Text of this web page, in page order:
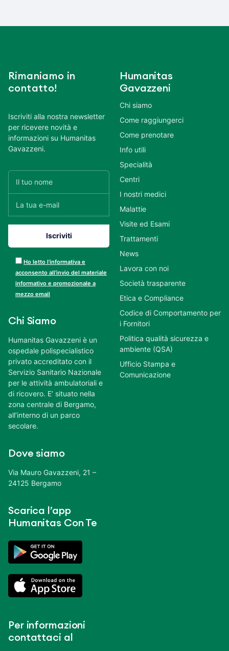
Rimaniamo in
contatto!
Iscriviti alla nostra newsletter
per ricevere novità e
informazioni su Humanitas
Gavazzeni.
Ho letto l’informativa e
acconsento all’invio del materiale
informativo e promozionale a
mezzo email
Chi Siamo
Humanitas Gavazzeni è un
ospedale polispecialistico
privato accreditato con il
Servizio Sanitario Nazionale
per le attività ambulatoriali e
di ricovero. E’ situato nella
zona centrale di Bergamo,
all’interno di un parco
secolare.
Dove siamo
Via Mauro Gavazzeni, 21 –
24125 Bergamo
Scarica l’app
Humanitas Con Te
Per informazioni
contattaci al
Humanitas
Gavazzeni
Chi siamo
Come raggiungerci
Come prenotare
Info utili
Specialità
Centri
I nostri medici
Malattie
Visite ed Esami
Trattamenti
News
Lavora con noi
Società trasparente
Etica e Compliance
Codice di Comportamento per
i Fornitori
Politica qualità sicurezza e
ambiente (QSA)
Ufficio Stampa e
Comunicazione